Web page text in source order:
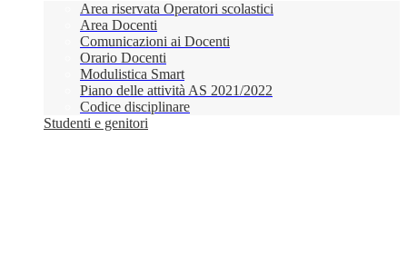
Area riservata Operatori scolastici
Area Docenti
Comunicazioni ai Docenti
Orario Docenti
Modulistica Smart
Piano delle attività AS 2021/2022
Codice disciplinare
Studenti e genitori